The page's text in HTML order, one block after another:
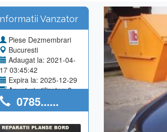
Vanzator
Piese Dezmembrari
Bucuresti
Adaugat la: 2021-04-
17 03:45:42
Expira la: 2025-12-29
Anunturi utilizator: 0
0785......
Previous